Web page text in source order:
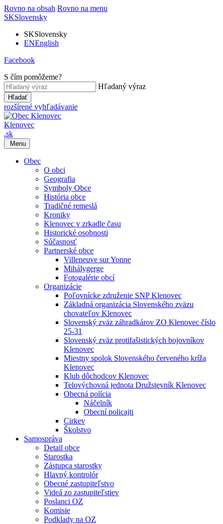
Rovno na obsah Rovno na menu
SKSlovensky
SKSlovensky
ENEnglish
Facebook
S čím pomôžeme?
Hľadaný výraz
Hľadať
rozšírené vyhľadávanie
Klenovec
.sk
Menu
Obec
O obci
Geografia
Symboly Obce
História obce
Tradičné remeslá
Kroniky
Klenovec v zrkadle času
Historické osobnosti
Súčasnosť
Partnerské obce
Villeneuve sur Yonne
Mihálygerge
Fotogalérie obcí
Organizácie
Poľovnícke združenie SNP Klenovec
Základná organizácia Slovenského zväzu
chovateľov Klenovec
Slovenský zväz záhradkárov ZO Klenovec číslo
25-31
Slovenský zväz protifašistických bojovníkov
Klenovec
Miestny spolok Slovenského červeného kríža
Klenovec
Klub dôchodcov Klenovec
Telovýchovná jednota Družstevník Klenovec
Obecná polícia
Náčelník
Obecní policajti
Cirkev
Školstvo
Samospráva
Detail obce
Starostka
Zástupca starostky
Hlavný kontrolór
Obecné zastupiteľstvo
Videá zo zastupiteľstiev
Poslanci OZ
Komisie
Podklady na OZ